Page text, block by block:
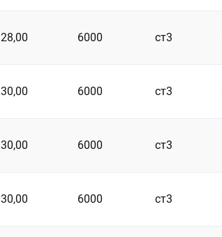
28,00 6000 ст3
30,00 6000 ст3
30,00 6000 ст3
30,00 6000 ст3